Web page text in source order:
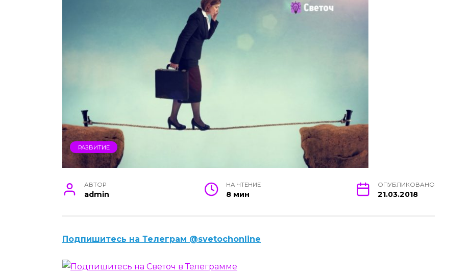
РАЗВИТИЕ
АВТОР
admin
НА ЧТЕНИЕ
8 мин
ОПУБЛИКОВАНО
21.03.2018
Подпишитесь на Телеграм @svetochonline